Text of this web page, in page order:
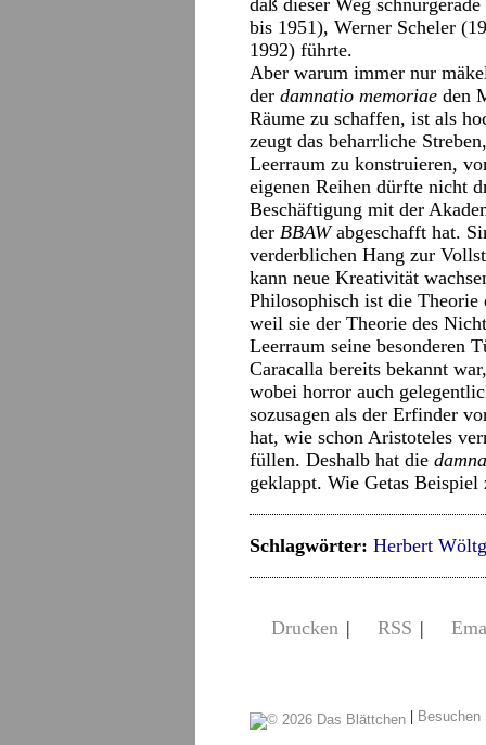
daß dieser Weg
bis 1951), Werner Scheler
1992) führte.
Aber warum immer nur
der damnatio memoriae den
Räume zu schaffen, ist als
zeugt das beharrliche
Leerraum zu konstruieren,
eigenen Reihen dürfte nicht
Beschäftigung mit der
der BBAWabgeschafft hat.
verderblichen Hang zur
kann neue Kreativität
Philosophisch ist die
weil sie der Theorie des
Leerraum seine besonderen
Caracalla bereits bekannt
wobei horror auch
sozusagen als der Erfinder
hat, wie schon Aristoteles
füllen. Deshalb hat die
geklappt. Wie Getas
Schlagwörter: Herbert
Drucken | RSS |
|